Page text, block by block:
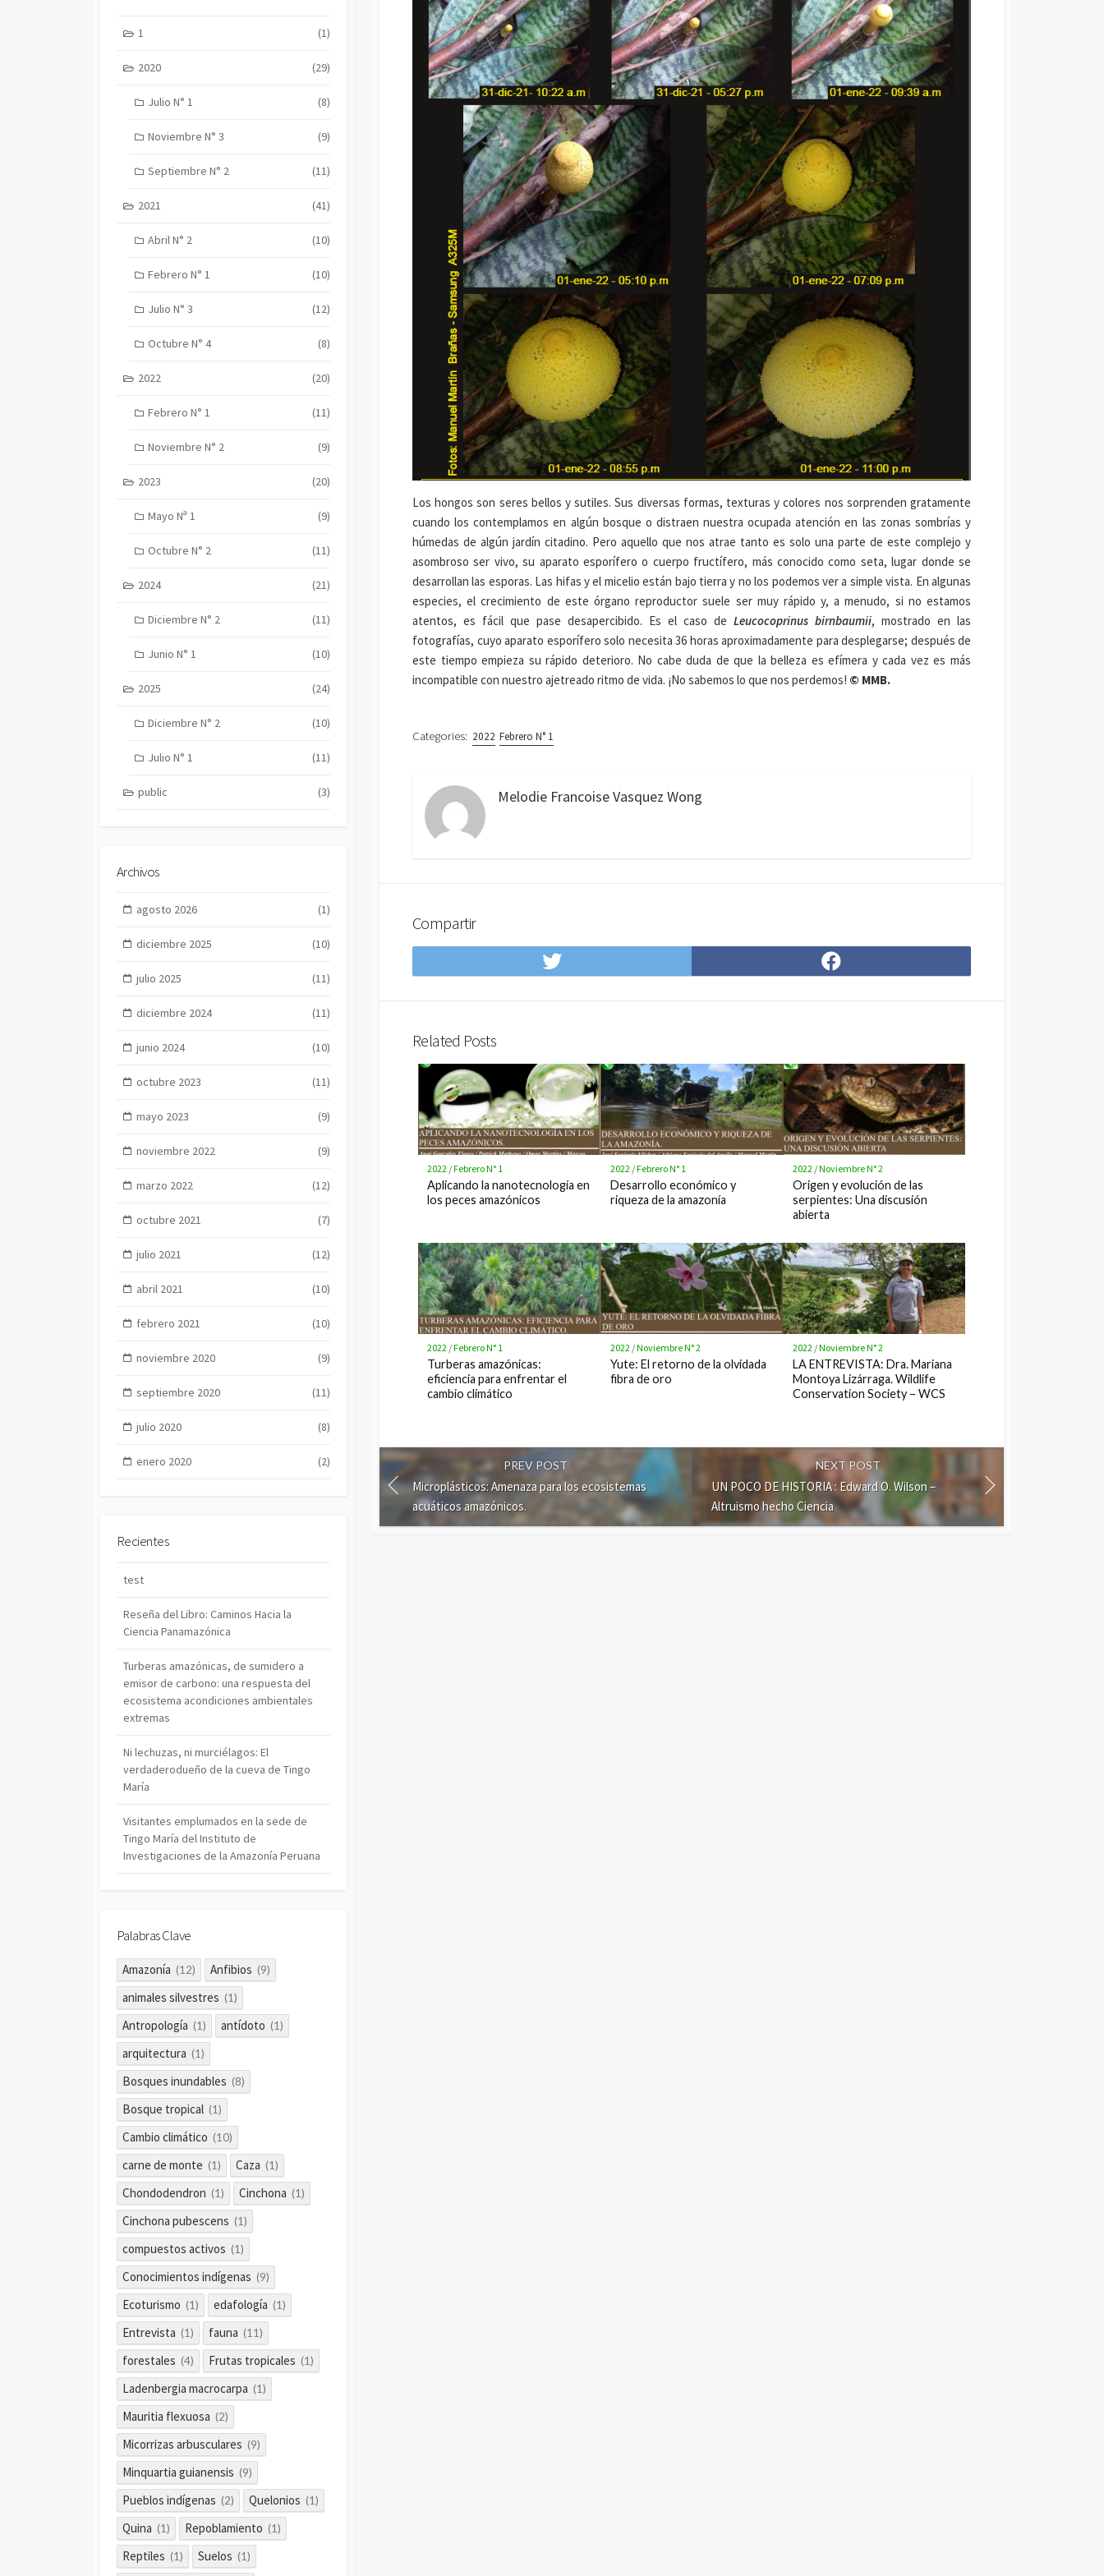
Los hongos son seres bellos y sutiles. Sus diversas formas, texturas y colores nos sorprenden gratamente
cuando los contemplamos en algún bosque o distraen nuestra ocupada atención en las zonas sombrías y
húmedas de algún jardín citadino. Pero aquello que nos atrae tanto es solo una parte de este complejo y
asombroso ser vivo, su aparato esporífero o cuerpo fructífero, más conocido como seta, lugar donde se
desarrollan las esporas. Las hifas y el micelio están bajo tierra y no los podemos ver a simple vista. En algunas
especies, el crecimiento de este órgano reproductor suele ser muy rápido y, a menudo, si no estamos
atentos, es fácil que pase desapercibido. Es el caso de Leucocoprinus birnbaumii, mostrado en las
fotografías, cuyo aparato esporífero solo necesita 36 horas aproximadamente para desplegarse; después de
este tiempo empieza su rápido deterioro. No cabe duda de que la belleza es efímera y cada vez es más
incompatible con nuestro ajetreado ritmo de vida. ¡No sabemos lo que nos perdemos! © MMB.
Categories: 2022 Febrero N° 1
Melodie Francoise Vasquez Wong
Compartir
Compartir
en
Compartir
en
Related Posts
2022 /Febrero N° 1
Aplicando la nanotecnología en
los peces amazónicos
2022/Febrero N° 1
Desarrollo económico y
riqueza de la amazonía
2022/Noviembre N° 2
Origen y evolución de las
serpientes: Una discusión
abierta
2022 /Febrero N° 1
Turberas amazónicas:
eficiencia para enfrentar el
cambio climático
2022/Noviembre N° 2
Yute: El retorno de la olvidada
fibra de oro
2022/Noviembre N° 2
LA ENTREVISTA: Dra. Mariana
Montoya Lizárraga. Wildlife
Conservation Society – WCS
PREV POST
Microplásticos: Amenaza para los ecosistemas
acuáticos amazónicos.
NEXT POST
UN POCO DE HISTORIA : Edward O. Wilson –
Altruismo hecho Ciencia
1 (1)
2020 (29)
Julio N° 1 (8)
Noviembre N° 3 (9)
Septiembre N° 2 (11)
2021 (41)
Abril N° 2 (10)
Febrero N° 1 (10)
Julio N° 3 (12)
Octubre N° 4 (8)
2022 (20)
Febrero N° 1 (11)
Noviembre N° 2 (9)
2023 (20)
Mayo Nª 1 (9)
Octubre N° 2 (11)
2024 (21)
Diciembre N° 2 (11)
Junio N° 1 (10)
2025 (24)
Diciembre N° 2 (10)
Julio N° 1 (11)
public (3)
Archivos
agosto 2026 (1)
diciembre 2025 (10)
julio 2025 (11)
diciembre 2024 (11)
junio 2024 (10)
octubre 2023 (11)
mayo 2023 (9)
noviembre 2022 (9)
marzo 2022 (12)
octubre 2021 (7)
julio 2021 (12)
abril 2021 (10)
febrero 2021 (10)
noviembre 2020 (9)
septiembre 2020 (11)
julio 2020 (8)
enero 2020 (2)
Recientes
test
Reseña del Libro: Caminos Hacia la
Ciencia Panamazónica
Turberas amazónicas, de sumidero a
emisor de carbono: una respuesta del
ecosistema acondiciones ambientales
extremas
Ni lechuzas, ni murciélagos: El
verdaderodueño de la cueva de Tingo
María
Visitantes emplumados en la sede de
Tingo María del Instituto de
Investigaciones de la Amazonía Peruana
Palabras Clave
Amazonía (12) Anfibios (9)
animales silvestres (1)
Antropología (1) antídoto (1)
arquitectura (1)
Bosques inundables (8)
Bosque tropical (1)
Cambio climático (10)
carne de monte (1) Caza (1)
Chondodendron (1) Cinchona (1)
Cinchona pubescens (1)
compuestos activos (1)
Conocimientos indígenas (9)
Ecoturismo (1) edafología (1)
Entrevista (1) fauna (11)
forestales (4) Frutas tropicales (1)
Ladenbergia macrocarpa (1)
Mauritia flexuosa (2)
Micorrizas arbusculares (9)
Minquartia guianensis (9)
Pueblos indígenas (2) Quelonios (1)
Quina (1) Repoblamiento (1)
Reptiles (1) Suelos (1)